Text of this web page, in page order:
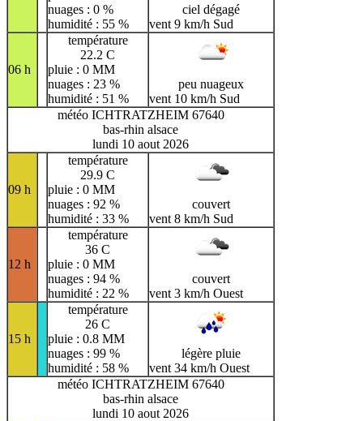
nuages : 0 %
humidité : 55 %
ciel dégagé
vent 9 km/h Sud
06 h
température
22.2 C
pluie : 0 MM
nuages : 23 %
humidité : 51 %
peu nuageux
vent 10 km/h Sud
météo ICHTRATZHEIM 67640
bas-rhin alsace
lundi 10 aout 2026
09 h
température
29.9 C
pluie : 0 MM
nuages : 92 %
humidité : 33 %
couvert
vent 8 km/h Sud
12 h
température
36 C
pluie : 0 MM
nuages : 94 %
humidité : 22 %
couvert
vent 3 km/h Ouest
15 h
température
26 C
pluie : 0.8 MM
nuages : 99 %
humidité : 58 %
légère pluie
vent 34 km/h Ouest
météo ICHTRATZHEIM 67640
bas-rhin alsace
lundi 10 aout 2026